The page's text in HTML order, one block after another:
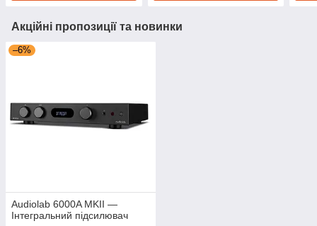
Акційні пропозиції та новинки
–6%
Audiolab 6000A MKII —
Інтегральний підсилювач